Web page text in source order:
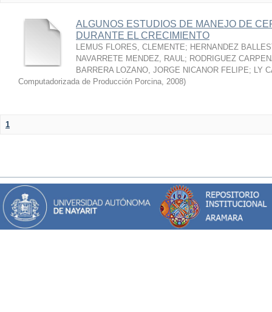
ALGUNOS ESTUDIOS DE MANEJO DE
DURANTE EL CRECIMIENTO
LEMUS FLORES, CLEMENTE; HERNANDEZ
NAVARRETE MENDEZ, RAUL; RODRIGUEZ
BARRERA LOZANO, JORGE NICANOR FELIPE; LY
Computadorizada de Producción Porcina, 2008)
1